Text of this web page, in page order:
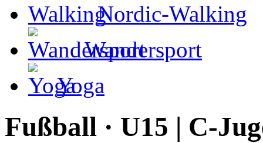
Nordic-Walking
Wandersport
Yoga
Fußball · U15 | C-